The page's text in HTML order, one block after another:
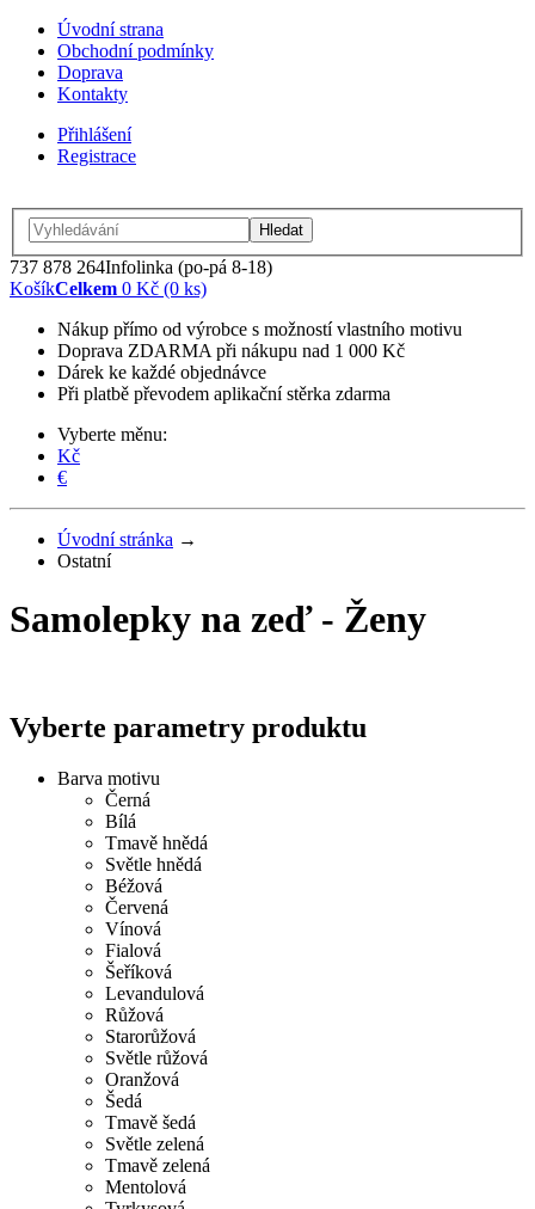
Úvodní strana
Obchodní podmínky
Doprava
Kontakty
Přihlášení
Registrace
Hledat
737 878 264Infolinka (po-pá 8-18)
KošíkCelkem 0 Kč (0 ks)
Nákup přímo od výrobce s možností vlastního motivu
Doprava ZDARMA při nákupu nad 1 000 Kč
Dárek ke každé objednávce
Při platbě převodem aplikační stěrka zdarma
Vyberte měnu:
Kč
€
Úvodní stránka →
Ostatní
Samolepky na zeď - Ženy
Vyberte parametry produktu
Barva motivu
Černá
Bílá
Tmavě hnědá
Světle hnědá
Béžová
Červená
Vínová
Fialová
Šeříková
Levandulová
Růžová
Starorůžová
Světle růžová
Oranžová
Šedá
Tmavě šedá
Světle zelená
Tmavě zelená
Mentolová